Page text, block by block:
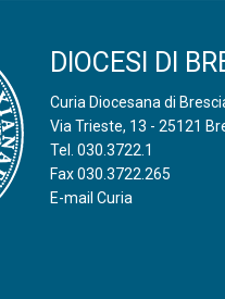
DIOCESI DI
Curia Diocesana di
Via Trieste, 13 - 25121
Tel. 030.3722.1
Fax 030.3722.265
E-mail Curia